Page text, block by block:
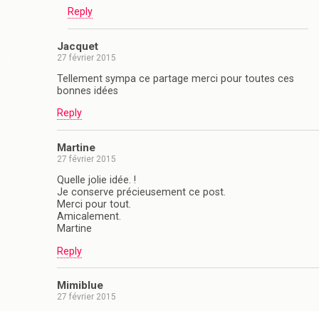
Reply
Jacquet
27 février 2015
Tellement sympa ce partage merci pour toutes ces
bonnes idées
Reply
Martine
27 février 2015
Quelle jolie idée. !
Je conserve précieusement ce post.
Merci pour tout.
Amicalement.
Martine
Reply
Mimiblue
27 février 2015